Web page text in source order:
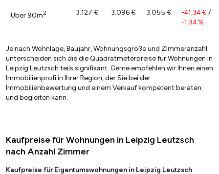
Über 90m2 3.127 € 3.096 € 3.055 € -41,34 € /
-1,34 %
Je nach Wohnlage, Baujahr, Wohnungsgröße und Zimmeranzahl
unterscheiden sich die die Quadratmeterpreise für Wohnungen in
Leipzig Leutzsch teils signifikant. Gerne empfehlen wir Ihnen einen
Immobilienprofi in Ihrer Region, der Sie bei der
Immobilienbewertung und einem Verkauf kompetent beraten
und begleiten kann.
Kaufpreise für Wohnungen in Leipzig Leutzsch
nach Anzahl Zimmer
Kaufpreise für Eigentumswohnungen in Leipzig Leutzsch